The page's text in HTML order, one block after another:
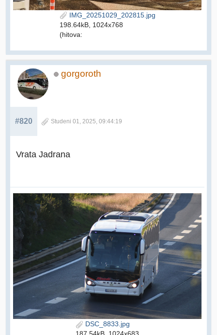
IMG_20251029_202815.jpg
198.64kB, 1024x768
(hitova:
gorgoroth
#820 Studeni 01, 2025, 09:44:19
Vrata Jadrana
DSC_8833.jpg